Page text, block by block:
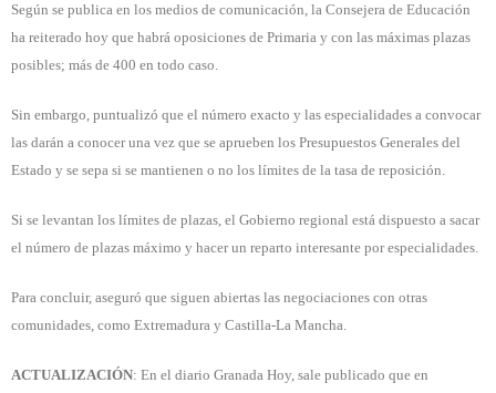
Según se publica en los medios de comunicación, la Consejera de Educación
ha reiterado hoy que habrá oposiciones de Primaria y con las máximas plazas
posibles; más de 400 en todo caso.
Sin embargo, puntualizó que el número exacto y las especialidades a convocar
las darán a conocer una vez que se aprueben los Presupuestos Generales del
Estado y se sepa si se mantienen o no los límites de la tasa de reposición.
Si se levantan los límites de plazas, el Gobierno regional está dispuesto a sacar
el número de plazas máximo y hacer un reparto interesante por especialidades.
Para concluir, aseguró que siguen abiertas las negociaciones con otras
comunidades, como Extremadura y Castilla-La Mancha.
ACTUALIZACIÓN: En el diario Granada Hoy, sale publicado que en